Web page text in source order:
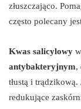
złuszczająco.
często polecany
Kwas salicylowy
antybakteryjnym,
tłustą i
redukujące